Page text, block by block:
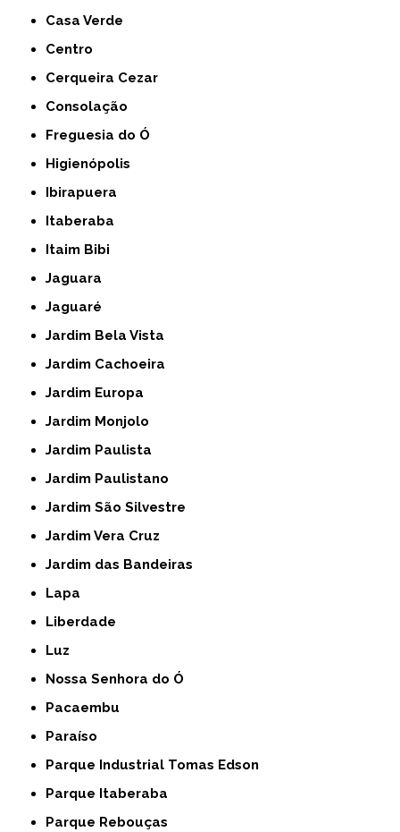
Casa Verde
Centro
Cerqueira Cezar
Consolação
Freguesia do Ó
Higienópolis
Ibirapuera
Itaberaba
Itaim Bibi
Jaguara
Jaguaré
Jardim Bela Vista
Jardim Cachoeira
Jardim Europa
Jardim Monjolo
Jardim Paulista
Jardim Paulistano
Jardim São Silvestre
Jardim Vera Cruz
Jardim das Bandeiras
Lapa
Liberdade
Luz
Nossa Senhora do Ó
Pacaembu
Paraíso
Parque Industrial Tomas Edson
Parque Itaberaba
Parque Rebouças